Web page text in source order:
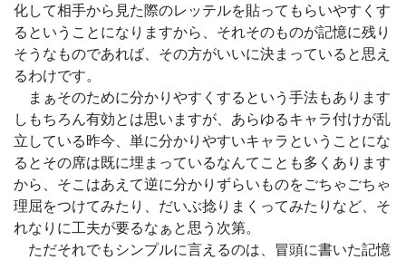
化して相手から見た際のレッテルを貼ってもらいやすくす
るということになりますから、それそのものが記憶に残り
そうなものであれば、その方がいいに決まっていると思え
るわけです。
まぁそのために分かりやすくするという手法もあります
しもちろん有効とは思いますが、あらゆるキャラ付けが乱
立している昨今、単に分かりやすいキャラということにな
るとその席は既に埋まっているなんてことも多くあります
から、そこはあえて逆に分かりずらいものをごちゃごちゃ
理屈をつけてみたり、だいぶ捻りまくってみたりなど、そ
れなりに工夫が要るなぁと思う次第。
ただそれでもシンプルに言えるのは、冒頭に書いた記憶